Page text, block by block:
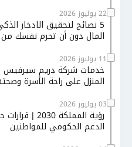
22 يوليوز 2026
المال دون أن تحرم نفسك من
11 يوليوز 2026
خدمات شركة دريم سيرفيس
المنزل على راحة الأسرة
03 يوليوز 2026
رؤية
الدعم الحكومي للمواطنين